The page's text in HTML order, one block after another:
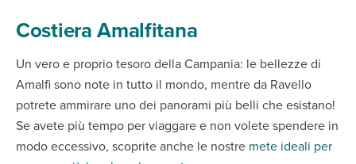
Costiera Amalfitana
Un vero e proprio tesoro della Campania: le bellezze di
Amalfi sono note in tutto il mondo, mentre da Ravello
potrete ammirare uno dei panorami più belli che esistano!
Se avete più tempo per viaggare e non volete spendere in
modo eccessivo, scoprite anche le nostre mete ideali per